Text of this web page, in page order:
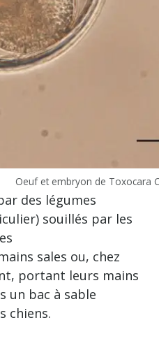
Oeuf et embryon de Toxocara
des légumes
souillés par les
sales ou, chez
portant leurs mains
un bac à sable
chiens.